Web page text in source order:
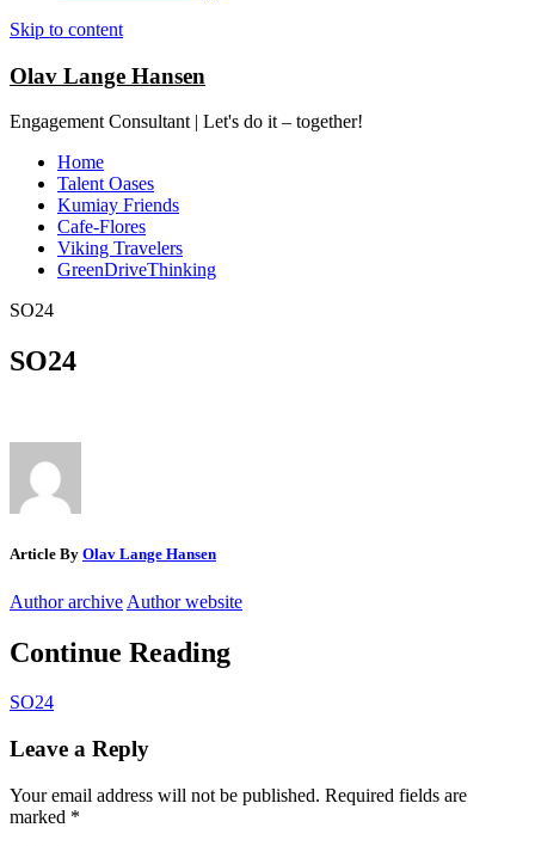
Skip to content
Olav Lange Hansen
Engagement Consultant | Let's do it – together!
Home
Talent Oases
Kumiay Friends
Cafe-Flores
Viking Travelers
GreenDriveThinking
SO24
SO24
Article By Olav Lange Hansen
Author archive Author website
Continue Reading
SO24
Leave a Reply
Your email address will not be published. Required fields are
marked *